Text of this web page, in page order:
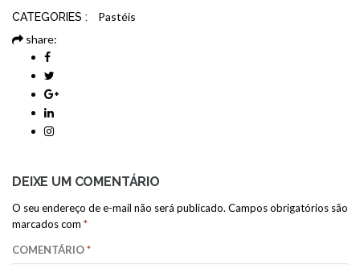
CATEGORIES :
Pastéis
share:
DEIXE UM COMENTÁRIO
O seu endereço de e-mail não será publicado. Campos obrigatórios são
marcados com *
COMENTÁRIO*